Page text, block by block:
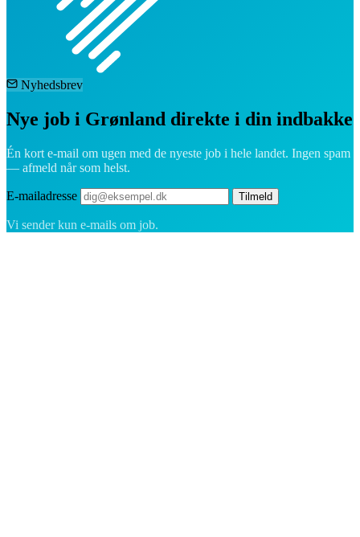
Nyhedsbrev
Nye job i Grønland direkte i din indbakke
Én kort e-mail om ugen med de nyeste job i hele landet. Ingen spam
— afmeld når som helst.
E-mailadresse Tilmeld
Vi sender kun e-mails om job.